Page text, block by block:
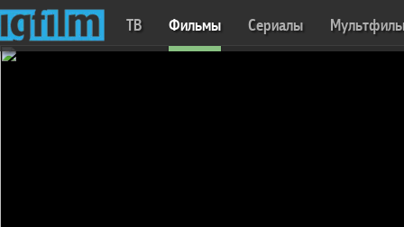
ТВ Фильмы Сериалы